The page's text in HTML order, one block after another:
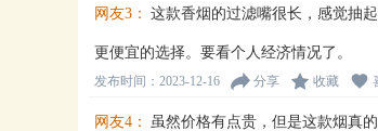
网友3： 这款香烟的过滤嘴很长，感觉抽
更便宜的选择。要看个人经济情况了。
发布时间：2023-12-16 分享 收藏
网友4： 虽然价格有点贵，但是这款烟真